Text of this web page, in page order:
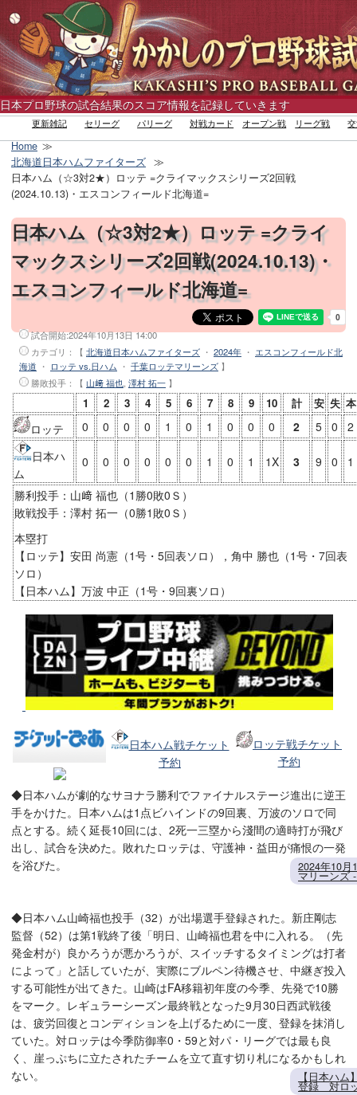
日本プロ野球の試合結果のスコア情報を記録していきます
更新雑記 セリーグ パリーグ 対戦カード オープン戦 リーグ戦
Home
北海道日本ハムファイターズ
日本ハム（☆3対2★）ロッテ =クライマックスシリーズ2回戦
(2024.10.13)・エスコンフィールド北海道=
日本ハム（☆3対2★）ロッテ =クライ
マックスシリーズ2回戦(2024.10.13)・
エスコンフィールド北海道=
試合開始:2024年10月13日 14:00
カテゴリ：【 北海道日本ハムファイターズ ・ 2024年 ・ エスコンフィールド北
海道 ・ ロッテ vs.日ハム ・ 千葉ロッテマリーンズ 】
勝敗投手 ：【 山﨑 福也, 澤村 拓一 】
1 2 3 4 5 6 7 8 9 10 計 安 失 本
ロッテ 0 0 0 0 1 0 1 0 0 0 2 5 0
2
日本ハ
ム
0 0 0 0 0 0 1 0 1 1X 3 9 0 1
勝利投手：山﨑 福也（1勝0敗0Ｓ）
敗戦投手：澤村 拓一（0勝1敗0Ｓ）
本塁打
【ロッテ】安田 尚憲（1号・5回表ソロ），角中 勝也（1号・7回表
ソロ）
【日本ハム】万波 中正（1号・9回裏ソロ）
日本ハム戦チケット
予約
ロッテ戦チケット
予約
◆日本ハムが劇的なサヨナラ勝利でファイナルステージ進出に逆王
手をかけた。日本ハムは1点ビハインドの9回裏、万波のソロで同
点とする。続く延長10回には、2死一三塁から淺間の適時打が飛び
出し、試合を決めた。敗れたロッテは、守護神・益田が痛恨の一発
を浴びた。
2024年10月
マリーンズ
◆日本ハム山崎福也投手（32）が出場選手登録された。新庄剛志
監督（52）は第1戦終了後「明日、山崎福也君を中に入れる。（先
発金村が）良かろうが悪かろうが、スイッチするタイミングは打者
によって」と話していたが、実際にブルペン待機させ、中継ぎ投入
する可能性が出てきた。山崎はFA移籍初年度の今季、先発で10勝
をマーク。レギュラーシーズン最終戦となった9月30日西武戦後
は、疲労回復とコンディションを上げるために一度、登録を抹消し
ていた。対ロッテは今季防御率0・59と対パ・リーグでは最も良
く、崖っぷちに立たされたチームを立て直す切り札になるかもしれ
ない。
【日本ハ
登録 対ロ